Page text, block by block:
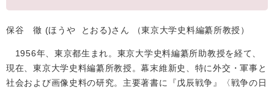
保谷 徹 (ほうや とおる)さん （東京大学史料編纂所教授）
1956年、東京都生まれ。東京大学史料編纂所助教授を経て、
現在、東京大学史料編纂所教授。幕末維新史、特に外交・軍事と
社会および画像史料の研究。主要著書に『戊辰戦争』〈戦争の日